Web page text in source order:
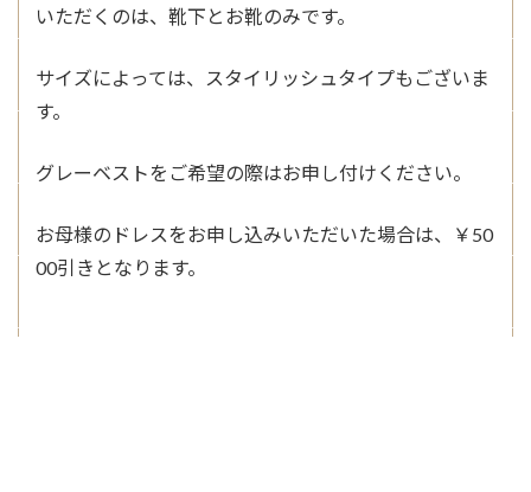
いただくのは、靴下とお靴のみです。
サイズによっては、スタイリッシュタイプもございま
す。
グレーベストをご希望の際はお申し付けください。
お母様のドレスをお申し込みいただいた場合は、￥50
00引きとなります。